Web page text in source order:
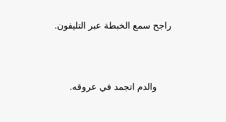
راجح سمع الخبطة عبر التليفون.
والدم اتجمد في عروقه.